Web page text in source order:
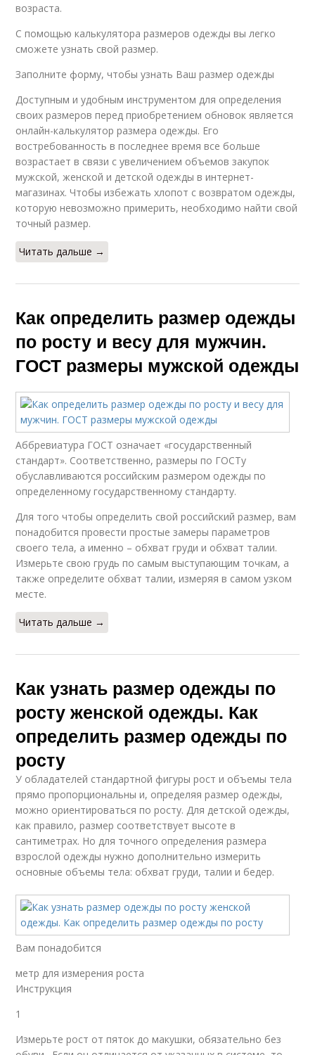
возраста.
С помощью калькулятора размеров одежды вы легко
сможете узнать свой размер.
Заполните форму, чтобы узнать Ваш размер одежды
Доступным и удобным инструментом для определения
своих размеров перед приобретением обновок является
онлайн-калькулятор размера одежды. Его
востребованность в последнее время все больше
возрастает в связи с увеличением объемов закупок
мужской, женской и детской одежды в интернет-
магазинах. Чтобы избежать хлопот с возвратом одежды,
которую невозможно примерить, необходимо найти свой
точный размер.
Читать дальше →
Как определить размер одежды
по росту и весу для мужчин.
ГОСТ размеры мужской одежды
Аббревиатура ГОСТ означает «государственный
стандарт». Соответственно, размеры по ГОСТу
обуславливаются российским размером одежды по
определенному государственному стандарту.
Для того чтобы определить свой российский размер, вам
понадобится провести простые замеры параметров
своего тела, а именно – обхват груди и обхват талии.
Измерьте свою грудь по самым выступающим точкам, а
также определите обхват талии, измеряя в самом узком
месте.
Читать дальше →
Как узнать размер одежды по
росту женской одежды. Как
определить размер одежды по
росту
У обладателей стандартной фигуры рост и объемы тела
прямо пропорциональны и, определяя размер одежды,
можно ориентироваться по росту. Для детской одежды,
как правило, размер соответствует высоте в
сантиметрах. Но для точного определения размера
взрослой одежды нужно дополнительно измерить
основные объемы тела: обхват груди, талии и бедер.
Вам понадобится
метр для измерения роста
Инструкция
1
Измерьте рост от пяток до макушки, обязательно без